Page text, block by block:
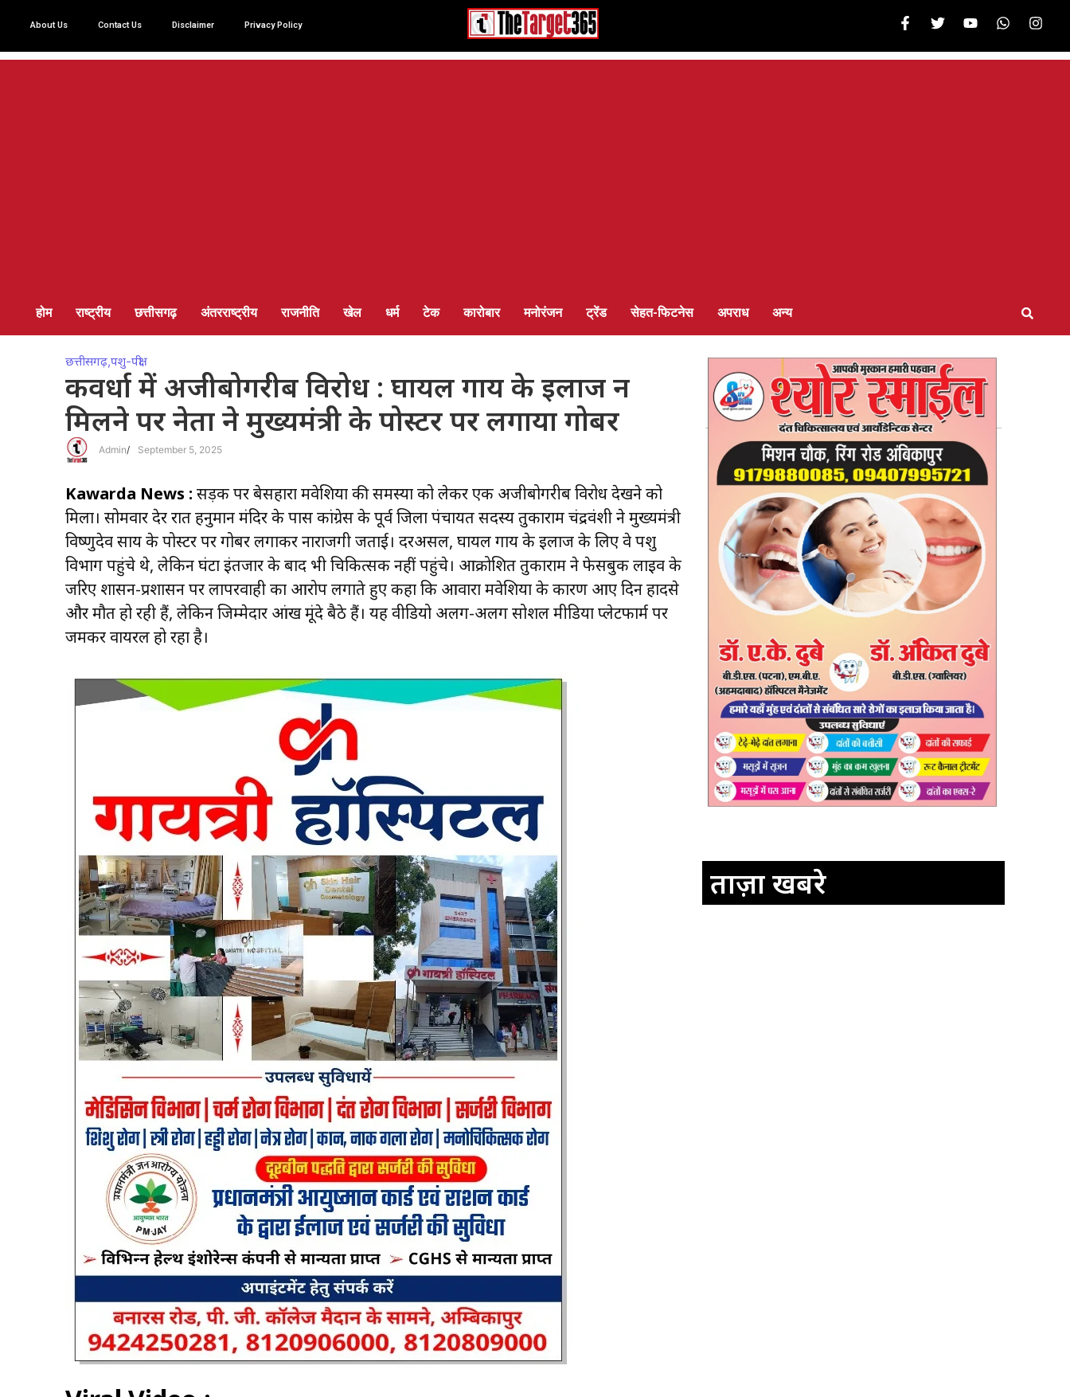
About Us Contact Us Disclaimer Privacy Policy
होम राष्ट्रीय छत्तीसगढ़ अंतरराष्ट्रीय राजनीति खेल धर्म टेक कारोबार मनोरंजन ट्रेंड सेहत-फिटनेस अपराध अन्य
छत्तीसगढ़,पशु-पक्षी
कवर्धा में अजीबोगरीब विरोध : घायल गाय के इलाज न
मिलने पर नेता ने मुख्यमंत्री के पोस्टर पर लगाया गोबर
Admin/ September 5, 2025
Kawarda News : सड़क पर बेसहारा मवेशियों की समस्या को लेकर एक अजीबोगरीब विरोध देखने को
मिला। सोमवार देर रात हनुमान मंदिर के पास कांग्रेस के पूर्व जिला पंचायत सदस्य तुकाराम चंद्रवंशी ने मुख्यमंत्री
विष्णुदेव साय के पोस्टर पर गोबर लगाकर नाराजगी जताई। दरअसल, घायल गाय के इलाज के लिए वे पशु
विभाग पहुंचे थे, लेकिन घंटों इंतजार के बाद भी चिकित्सक नहीं पहुंचे। आक्रोशित तुकाराम ने फेसबुक लाइव के
जरिए शासन-प्रशासन पर लापरवाही का आरोप लगाते हुए कहा कि आवारा मवेशियों के कारण आए दिन हादसे
और मौतें हो रही हैं, लेकिन जिम्मेदार आंख मूंदे बैठे हैं। यह वीडियो अलग-अलग सोशल मीडिया प्लेटफार्म पर
जमकर वायरल हो रहा है।
ताज़ा खबरे